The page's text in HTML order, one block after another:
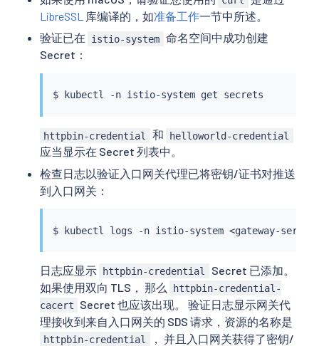
LibreSSL 库编译的，如准备工作一节中所述。
验证已在
istio-system 命名空间中成功创建
Secret：
$ kubectl
httpbin-credential 和 helloworld-credential
应当显示在 Secret 列表中。
检查日志以验证入口网关代理已将密钥/证书对推送
到入口网关：
$ kubectl logs -n istio-system <gateway-
日志应显示 httpbin-credential
Secret 已添加。
如果使用双向 TLS， 那么
httpbin-credential-
cacert
Secret 也应该出现。 验证日志显示网关代
理接收到来自入口网关的 SDS 请求，资源的名称是
httpbin-credential
， 并且入口网关获得了密钥/